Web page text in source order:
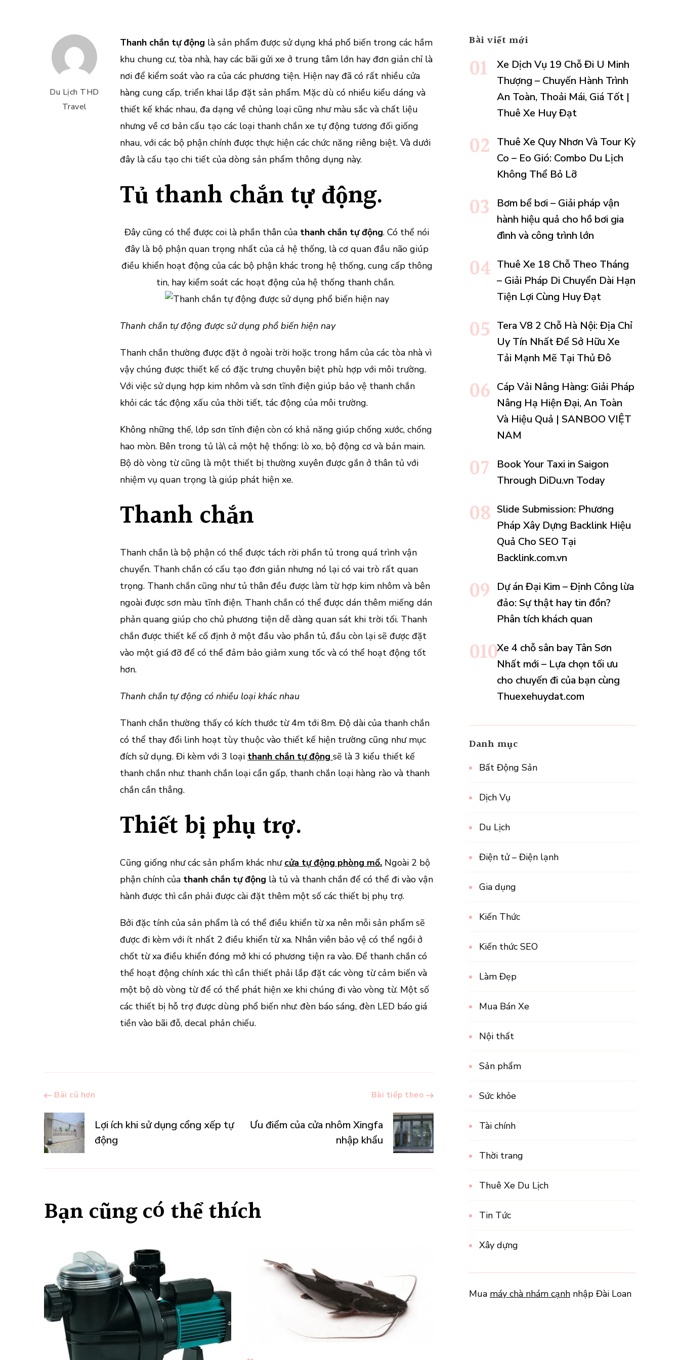
Du Lịch THD
Travel
Thanh chắn tự động là sản phẩm được sử dụng khá phổ biến trong các hầm
khu chung cư, tòa nhà, hay các bãi gửi xe ở trung tâm lớn hay đơn giản chỉ là
nơi để kiểm soát vào ra của các phương tiện. Hiện nay đã có rất nhiều cửa
hàng cung cấp, triển khai lắp đặt sản phẩm. Mặc dù có nhiều kiểu dáng và
thiết kế khác nhau, đa dạng về chủng loại cũng như màu sắc và chất liệu
nhưng về cơ bản cấu tạo các loại thanh chắn xe tự động tương đối giống
nhau, với các bộ phận chính được thực hiện các chức năng riêng biệt. Và dưới
đây là cấu tạo chi tiết của dòng sản phẩm thông dụng này.
Tủ thanh chắn tự động.
Đây cũng có thể được coi là phần thân của thanh chắn tự động. Có thể nói
đây là bộ phận quan trọng nhất của cả hệ thống, là cơ quan đầu não giúp
điều khiển hoạt động của các bộ phận khác trong hệ thống, cung cấp thông
tin, hay kiểm soát các hoạt động của hệ thống thanh chắn.
Thanh chắn tự động được sử dụng phổ biến hiện nay
Thanh chắn thường được đặt ở ngoài trời hoặc trong hầm của các tòa nhà vì
vậy chúng được thiết kế có đặc trưng chuyên biệt phù hợp với môi trường.
Với việc sử dụng hợp kim nhôm và sơn tĩnh điện giúp bảo vệ thanh chắn
khỏi các tác động xấu của thời tiết, tác động của môi trường.
Không những thế, lớp sơn tĩnh điện còn có khả năng giúp chống xước, chống
hao mòn. Bên trong tủ là\ cả một hệ thống: lò xo, bộ động cơ và bản main.
Bộ dò vòng từ cũng là một thiết bị thường xuyên được gắn ở thân tủ với
nhiệm vụ quan trọng là giúp phát hiện xe.
Thanh chắn
Thanh chắn là bộ phận có thể được tách rời phần tủ trong quá trình vận
chuyển. Thanh chắn có cấu tạo đơn giản nhưng nó lại có vai trò rất quan
trọng. Thanh chắn cũng như tủ thân đều được làm từ hợp kim nhôm và bên
ngoài được sơn màu tĩnh điện. Thanh chắn có thể được dán thêm miếng dán
phản quang giúp cho chủ phương tiện dễ dàng quan sát khi trời tối. Thanh
chắn được thiết kế cố định ở một đầu vào phần tủ, đầu còn lại sẽ được đặt
vào một giá đỡ để có thể đảm bảo giảm xung tốc và có thể hoạt động tốt
hơn.
Thanh chắn tự động có nhiều loại khác nhau
Thanh chắn thường thấy có kích thước từ 4m tới 8m. Độ dài của thanh chắn
có thể thay đổi linh hoạt tùy thuộc vào thiết kế hiện trường cũng như mục
đích sử dụng. Đi kèm với 3 loại thanh chắn tự động sẽ là 3 kiểu thiết kế
thanh chắn như: thanh chắn loại cần gấp, thanh chắn loại hàng rào và thanh
chắn cần thẳng.
Thiết bị phụ trợ.
Cũng giống như các sản phẩm khác như cửa tự động phòng mổ. Ngoài 2 bộ
phận chính của thanh chắn tự động là tủ và thanh chắn để có thể đi vào vận
hành được thì cần phải được cài đặt thêm một số các thiết bị phụ trợ.
Bởi đặc tính của sản phẩm là có thể điều khiển từ xa nên mỗi sản phẩm sẽ
được đi kèm với ít nhất 2 điều khiển từ xa. Nhân viên bảo vệ có thể ngồi ở
chốt từ xa điều khiển đóng mở khi có phương tiện ra vào. Để thanh chắn có
thể hoạt động chính xác thì cần thiết phải lắp đặt các vòng từ cảm biến và
một bộ dò vòng từ để có thể phát hiện xe khi chúng đi vào vòng từ. Một số
các thiết bị hỗ trợ được dùng phổ biến như: đèn báo sáng, đèn LED báo giá
tiền vào bãi đỗ, decal phản chiếu.
Điều
hướng
bài
viết
Bài cũ hơn
Lợi ích khi sử dụng cổng xếp tự
động
Bài tiếp theo
Ưu điểm của cửa nhôm Xingfa
nhập khẩu
Bạn cũng có thể thích
Bài viết mới
Xe Dịch Vụ 19 Chỗ Đi U Minh
Thượng – Chuyến Hành Trình
An Toàn, Thoải Mái, Giá Tốt |
Thuê Xe Huy Đạt
Thuê Xe Quy Nhơn Và Tour Kỳ
Co – Eo Gió: Combo Du Lịch
Không Thể Bỏ Lỡ
Bơm bể bơi – Giải pháp vận
hành hiệu quả cho hồ bơi gia
đình và công trình lớn
Thuê Xe 18 Chỗ Theo Tháng
– Giải Pháp Di Chuyển Dài Hạn
Tiện Lợi Cùng Huy Đạt
Tera V8 2 Chỗ Hà Nội: Địa Chỉ
Uy Tín Nhất Để Sở Hữu Xe
Tải Mạnh Mẽ Tại Thủ Đô
Cáp Vải Nâng Hàng: Giải Pháp
Nâng Hạ Hiện Đại, An Toàn
Và Hiệu Quả | SANBOO VIỆT
NAM
Book Your Taxi in Saigon
Through DiDu.vn Today
Slide Submission: Phương
Pháp Xây Dựng Backlink Hiệu
Quả Cho SEO Tại
Backlink.com.vn
Dự án Đại Kim – Định Công lừa
đảo: Sự thật hay tin đồn?
Phân tích khách quan
Xe 4 chỗ sân bay Tân Sơn
Nhất mới – Lựa chọn tối ưu
cho chuyến đi của bạn cùng
Thuexehuydat.com
Danh mục
Bất Động Sản
Dịch Vụ
Du Lịch
Điện tử – Điện lạnh
Gia dụng
Kiến Thức
Kiến thức SEO
Làm Đẹp
Mua Bán Xe
Nội thất
Sản phẩm
Sức khỏe
Tài chính
Thời trang
Thuê Xe Du Lịch
Tin Tức
Xây dựng
Mua máy chà nhám cạnh nhập Đài Loan